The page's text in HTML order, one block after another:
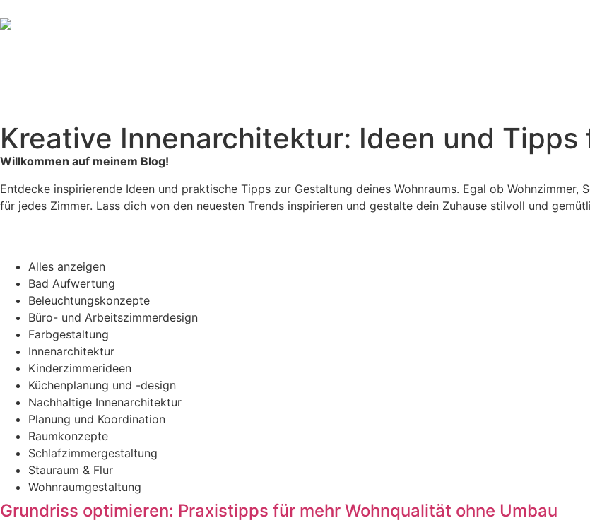
Kreative Innenarchitektur: Ideen und Tipps
Willkommen auf meinem Blog!
Entdecke inspirierende Ideen und praktische Tipps zur Gestaltung deines Wohnraums. Egal ob
für jedes Zimmer. Lass dich von den neuesten Trends inspirieren und gestalte dein Zuhause stilvoll und
Alles anzeigen
Bad Aufwertung
Beleuchtungskonzepte
Büro- und Arbeitszimmerdesign
Farbgestaltung
Innenarchitektur
Kinderzimmerideen
Küchenplanung und -design
Nachhaltige Innenarchitektur
Planung und Koordination
Raumkonzepte
Schlafzimmergestaltung
Stauraum & Flur
Wohnraumgestaltung
Grundriss optimieren: Praxistipps für mehr Wohnqualität ohne Umbau